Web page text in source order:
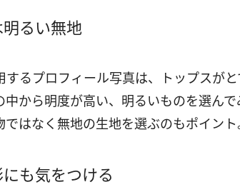
るい無地
するプロフィール写真は、トップスが
中から明度が高い、明るいものを選ん
ではなく無地の生地を選ぶのもポイント
も気をつける